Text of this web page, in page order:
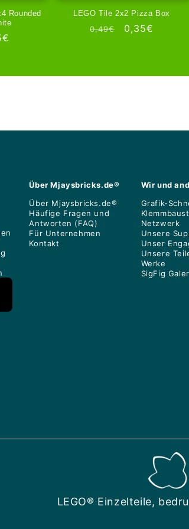
Rounded
LEGO Tile 2x2 Pizza Box
Normale
0,49€ 0,35€
Über Mjaysbricks.de®
Über Mjaysbricks.de®
Häufige Fragen und
Antworten (FAQ)
Für Unternehmen
Kontakt
Wir und
Grafik-
Netzwerk
Unsere
Unser
Unsere
Werke
SigFig
LEGO® Einzelteile,